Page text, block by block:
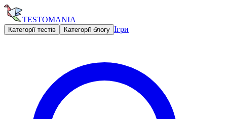
TESTOMANIA
Категорії тестів Категорії блогу Ігри